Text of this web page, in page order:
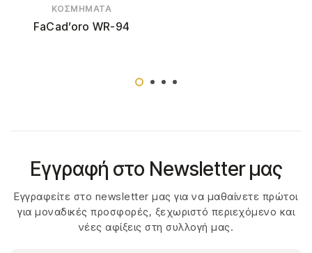
ΚΟΣΜΉΜΑΤΑ
FaCad’oro WR-94
Εγγραφή στο Newsletter μας
Εγγραφείτε στο newsletter μας για να μαθαίνετε πρώτοι
για μοναδικές προσφορές, ξεχωριστό περιεχόμενο και
νέες αφίξεις στη συλλογή μας.